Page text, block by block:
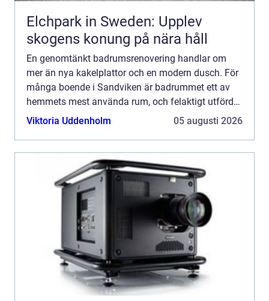
Elchpark in Sweden: Upplev
skogens konung på nära håll
En genomtänkt badrumsrenovering handlar om
mer än nya kakelplattor och en modern dusch. För
många boende i Sandviken är badrummet ett av
hemmets mest använda rum, och felaktigt utförda
arbeten kan bli både dyra och riskabla på sikt. Med
Viktoria Uddenholm 05 augusti 2026